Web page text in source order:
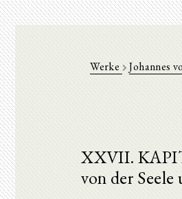
Werke Johannes
XXVII.
von der